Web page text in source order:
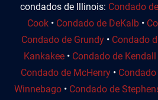
condados de Illinois: Condado
Cook • Condado de DeKalb •
Condado de Grundy • Condado
Kankakee• Condado de Kendall
Condado de McHenry •
Winnebago • Condado de